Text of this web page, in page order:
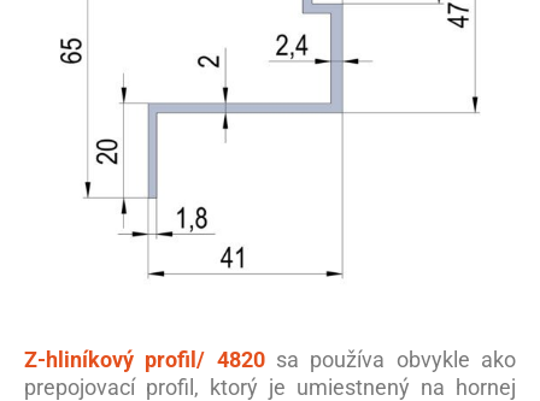
Z-hliníkový profil/ 4820sa používa obvykle ako
prepojovací profil, ktorý je umiestnený na hornej